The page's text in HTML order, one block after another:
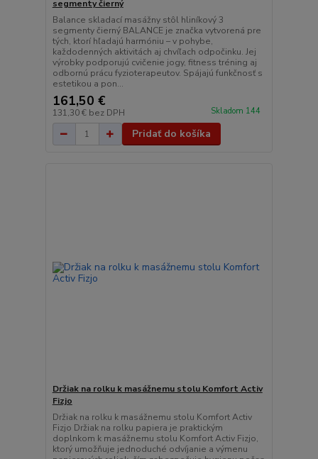
segmenty čierný
Balance skladací masážny stôl hliníkový 3
segmenty čierný BALANCE je značka vytvorená pre
tých, ktorí hľadajú harmóniu – v pohybe,
každodenných aktivitách aj chvíľach odpočinku. Jej
výrobky podporujú cvičenie jogy, fitness tréning aj
odbornú prácu fyzioterapeutov. Spájajú funkčnosť s
estetikou a pon...
161,50 €
131,30 € bez DPH Skladom 144
Pridať do košíka
Držiak na rolku k masážnemu stolu Komfort Activ
Fizjo
Držiak na rolku k masážnemu stolu Komfort Activ
Fizjo Držiak na rolku papiera je praktickým
doplnkom k masážnemu stolu Komfort Activ Fizjo,
ktorý umožňuje jednoduché odvíjanie a výmenu